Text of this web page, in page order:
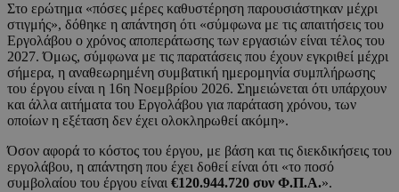
Στο ερώτημα «πόσες μέρες καθυστέρηση παρουσιάστηκαν μέχρι
στιγμής», δόθηκε η απάντηση ότι «σύμφωνα με τις απαιτήσεις του
Εργολάβου ο χρόνος αποπεράτωσης των εργασιών είναι τέλος του
2027. Όμως, σύμφωνα με τις παρατάσεις που έχουν εγκριθεί μέχρι
σήμερα, η αναθεωρημένη συμβατική ημερομηνία συμπλήρωσης
του έργου είναι η 16η Νοεμβρίου 2026. Σημειώνεται ότι υπάρχουν
και άλλα αιτήματα του Εργολάβου για παράταση χρόνου, των
οποίων η εξέταση δεν έχει ολοκληρωθεί ακόμη».
Όσον αφορά το κόστος του έργου, με βάση και τις διεκδικήσεις του
εργολάβου, η απάντηση που έχει δοθεί είναι ότι «το ποσό
συμβολαίου του έργου είναι €120.944.720 συν Φ.Π.Α.».